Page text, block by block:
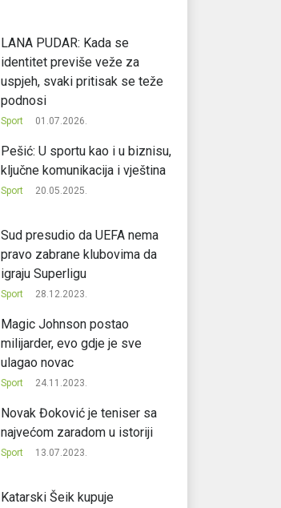
LANA PUDAR: Kada se
identitet previše veže za
uspjeh, svaki pritisak se teže
podnosi
Sport 01.07.2026.
Pešić: U sportu kao i u biznisu,
ključne komunikacija i vještina
Sport 20.05.2025.
Sud presudio da UEFA nema
pravo zabrane klubovima da
igraju Superligu
Sport 28.12.2023.
Magic Johnson postao
milijarder, evo gdje je sve
ulagao novac
Sport 24.11.2023.
Novak Đoković je teniser sa
najvećom zaradom u istoriji
Sport 13.07.2023.
Katarski Šeik kupuje